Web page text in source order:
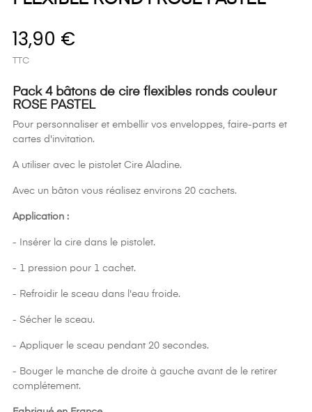
13,90 €
TTC
Pack 4 bâtons de cire flexibles ronds couleur
ROSE PASTEL
Pour personnaliser et embellir vos enveloppes, faire-parts et
cartes d'invitation.
A utiliser avec le pistolet Cire Aladine.
Avec un bâton vous réalisez environs 20 cachets.
Application :
- Insérer la cire dans le pistolet.
- 1 pression pour 1 cachet.
- Refroidir le sceau dans l'eau froide.
- Sécher le sceau.
- Appliquer le sceau pendant 20 secondes.
- Bouger le manche de droite à gauche avant de le retirer
complétement.